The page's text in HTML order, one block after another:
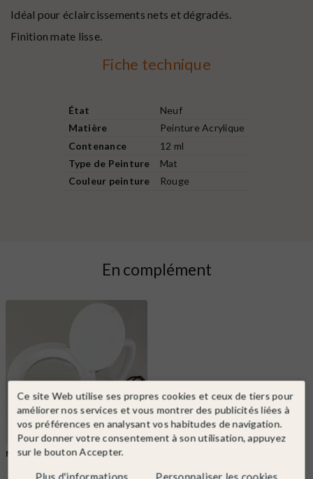
Idéal pour éclaircissements nets et dégradés.
Finition mate lisse.
Fiche technique
État
Neuf
Matière
Peinture Acrylique
Contenance
12 ml
Type de Peinture
Mat
Couleur peinture
Rouge
En complément
MID
Ref. MP530
Ce site Web utilise ses propres cookies et ceux de tiers pour
améliorer nos services et vous montrer des publicités liées à
vos préférences en analysant vos habitudes de navigation.
Pour donner votre consentement à son utilisation, appuyez
sur le bouton Accepter.